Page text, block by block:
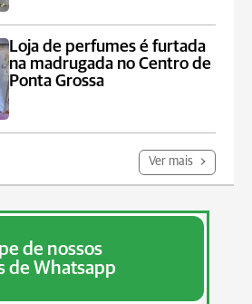
Loja de perfumes é furtada
na madrugada no Centro de
Ponta Grossa
Ver mais
de nossos
de Whatsapp